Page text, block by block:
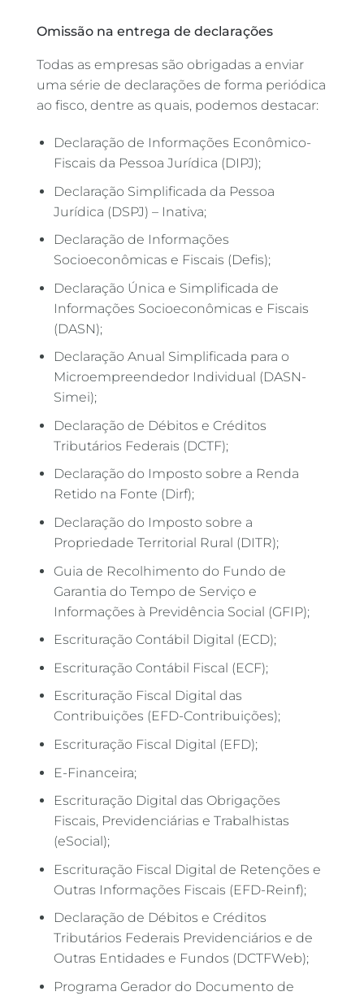
Omissão na entrega de declarações
Todas as empresas são obrigadas a enviar
uma série de declarações de forma periódica
ao fisco, dentre as quais, podemos destacar:
Declaração de Informações Econômico-
Fiscais da Pessoa Jurídica (DIPJ);
Declaração Simplificada da Pessoa
Jurídica (DSPJ) – Inativa;
Declaração de Informações
Socioeconômicas e Fiscais (Defis);
Declaração Única e Simplificada de
Informações Socioeconômicas e Fiscais
(DASN);
Declaração Anual Simplificada para o
Microempreendedor Individual (DASN-
Simei);
Declaração de Débitos e Créditos
Tributários Federais (DCTF);
Declaração do Imposto sobre a Renda
Retido na Fonte (Dirf);
Declaração do Imposto sobre a
Propriedade Territorial Rural (DITR);
Guia de Recolhimento do Fundo de
Garantia do Tempo de Serviço e
Informações à Previdência Social (GFIP);
Escrituração Contábil Digital (ECD);
Escrituração Contábil Fiscal (ECF);
Escrituração Fiscal Digital das
Contribuições (EFD-Contribuições);
Escrituração Fiscal Digital (EFD);
E-Financeira;
Escrituração Digital das Obrigações
Fiscais, Previdenciárias e Trabalhistas
(eSocial);
Escrituração Fiscal Digital de Retenções e
Outras Informações Fiscais (EFD-Reinf);
Declaração de Débitos e Créditos
Tributários Federais Previdenciários e de
Outras Entidades e Fundos (DCTFWeb);
Programa Gerador do Documento de